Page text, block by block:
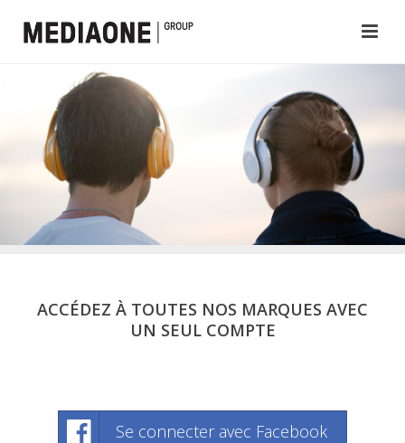
ACCÉDEZ À TOUTES NOS MARQUES AVEC
UN SEUL COMPTE
Se connecter avec Facebook